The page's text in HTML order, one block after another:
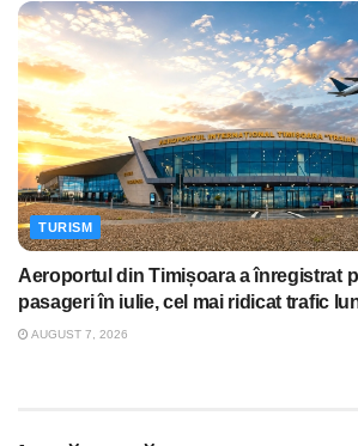
TURISM
Aeroportul din Timișoara a înregistrat
pasageri în iulie, cel mai ridicat trafic
AUGUST 7, 2026